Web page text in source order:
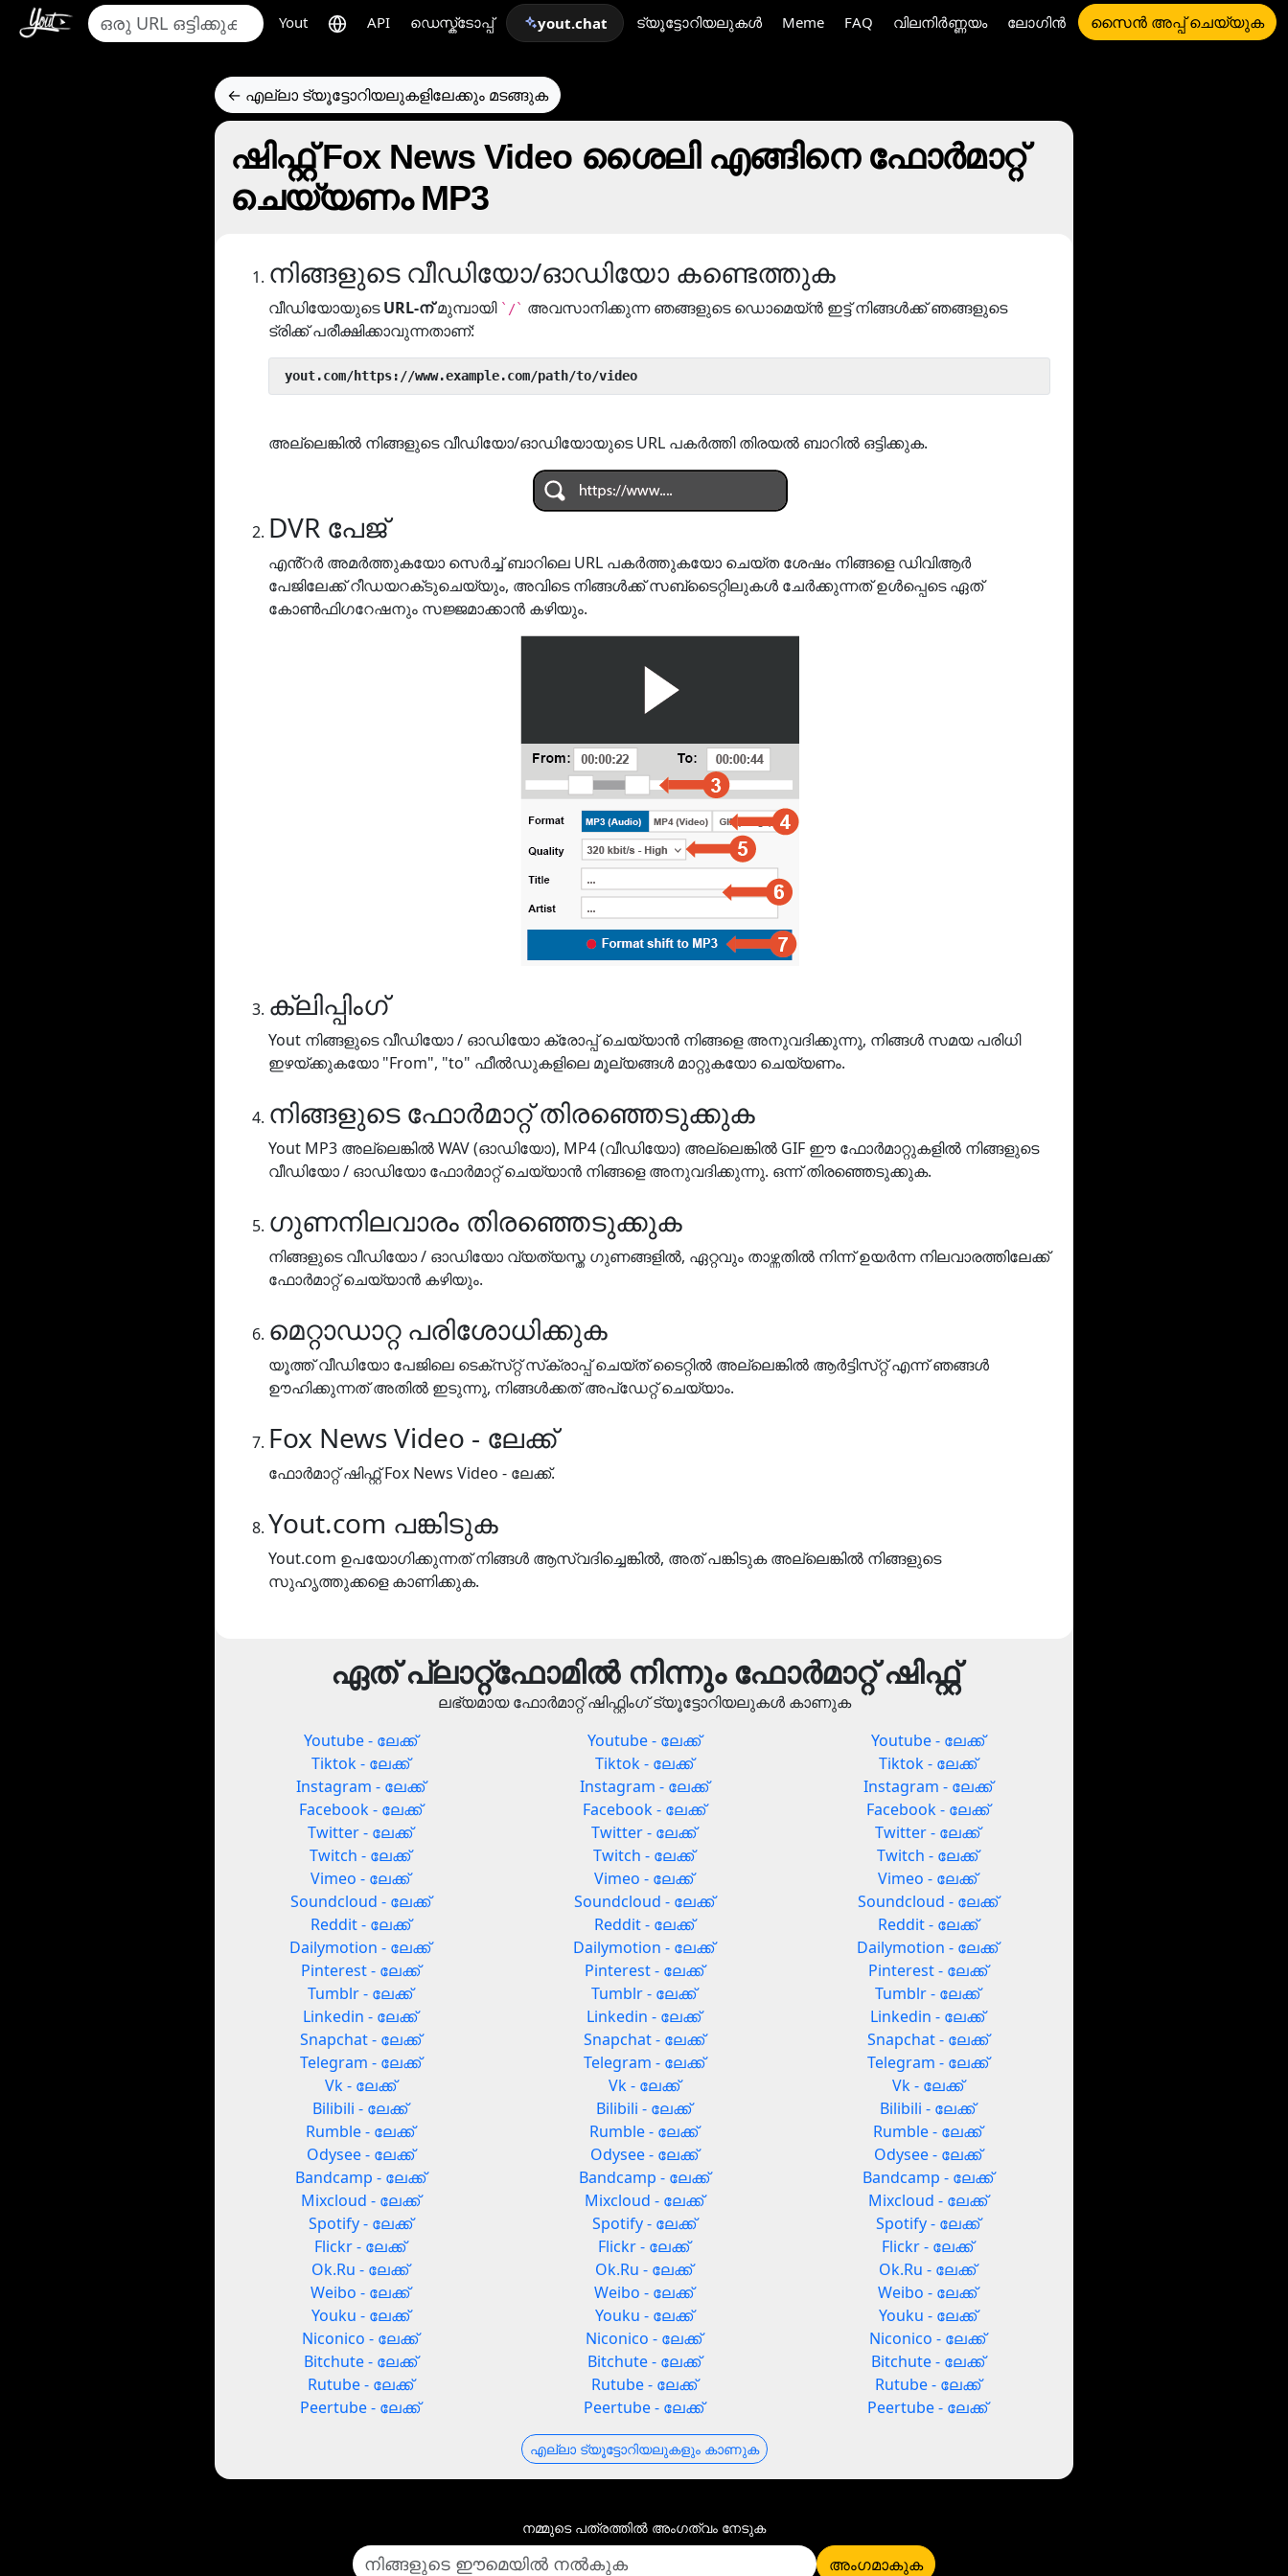
Yout API ഡെസ്ക്ടോപ്പ് yout.chat ട്യൂട്ടോറിയലുകൾ Meme FAQ വിലനിർണ്ണയം ലോഗിൻ സൈൻ അപ്പ് ചെയ്യുക
← എല്ലാ ട്യൂട്ടോറിയലുകളിലേക്കും മടങ്ങുക
ഷിഫ്റ്റ് Fox News Video ശൈലി എങ്ങിനെ ഫോര്‍മാറ്റ്
ചെയ്യണം MP3
നിങ്ങളുടെ വീഡിയോ/ഓഡിയോ കണ്ടെത്തുക
വീഡിയോയുടെURL-ന്മുമ്പായി `/` അവസാനിക്കുന്ന ഞങ്ങളുടെ ഡൊമെയ്ൻ ഇട്ട് നിങ്ങൾക്ക് ഞങ്ങളുടെ
ട്രിക്ക് പരീക്ഷിക്കാവുന്നതാണ്:
yout.com/https://www.example.com/path/to/video
അല്ലെങ്കിൽ നിങ്ങളുടെ വീഡിയോ/ഓഡിയോയുടെ URL പകർത്തി തിരയൽ ബാറിൽ ഒട്ടിക്കുക.
DVR പേജ്
എൻ്റർ അമർത്തുകയോ സെർച്ച് ബാറിലെ URL പകർത്തുകയോ ചെയ്‌ത ശേഷം നിങ്ങളെ ഡിവിആർ
പേജിലേക്ക് റീഡയറക്‌ടുചെയ്യും, അവിടെ നിങ്ങൾക്ക് സബ്‌ടൈറ്റിലുകൾ ചേർക്കുന്നത് ഉൾപ്പെടെ ഏത്
കോൺഫിഗറേഷനും സജ്ജമാക്കാൻ കഴിയും.
ക്ലിപ്പിംഗ്
Yout നിങ്ങളുടെ വീഡിയോ / ഓഡിയോ ക്രോപ്പ് ചെയ്യാൻ നിങ്ങളെ അനുവദിക്കുന്നു, നിങ്ങൾ സമയ പരിധി
ഇഴയ്ക്കുകയോ "From", "to" ഫീൽഡുകളിലെ മൂല്യങ്ങൾ മാറ്റുകയോ ചെയ്യണം.
നിങ്ങളുടെ ഫോർമാറ്റ് തിരഞ്ഞെടുക്കുക
Yout MP3 അല്ലെങ്കിൽ WAV (ഓഡിയോ), MP4 (വീഡിയോ) അല്ലെങ്കിൽ GIF ഈ ഫോർമാറ്റുകളിൽ നിങ്ങളുടെ
വീഡിയോ / ഓഡിയോ ഫോർമാറ്റ് ചെയ്യാൻ നിങ്ങളെ അനുവദിക്കുന്നു. ഒന്ന് തിരഞ്ഞെടുക്കുക.
ഗുണനിലവാരം തിരഞ്ഞെടുക്കുക
നിങ്ങളുടെ വീഡിയോ / ഓഡിയോ വ്യത്യസ്ത ഗുണങ്ങളിൽ, ഏറ്റവും താഴ്ന്നതിൽ നിന്ന് ഉയർന്ന നിലവാരത്തിലേക്ക്
ഫോർമാറ്റ് ചെയ്യാൻ കഴിയും.
മെറ്റാഡാറ്റ പരിശോധിക്കുക
യൂത്ത് വീഡിയോ പേജിലെ ടെക്‌സ്‌റ്റ് സ്‌ക്രാപ്പ് ചെയ്‌ത് ടൈറ്റിൽ അല്ലെങ്കിൽ ആർട്ടിസ്‌റ്റ് എന്ന് ഞങ്ങൾ
ഊഹിക്കുന്നത് അതിൽ ഇടുന്നു, നിങ്ങൾക്കത് അപ്‌ഡേറ്റ് ചെയ്യാം.
Fox News Video - ലേക്ക്
ഫോർമാറ്റ് ഷിഫ്റ്റ് Fox News Video - ലേക്ക്.
Yout.com പങ്കിടുക
Yout.com ഉപയോഗിക്കുന്നത് നിങ്ങൾ ആസ്വദിച്ചെങ്കിൽ, അത് പങ്കിടുക അല്ലെങ്കിൽ നിങ്ങളുടെ
സുഹൃത്തുക്കളെ കാണിക്കുക.
ഏത് പ്ലാറ്റ്‌ഫോമിൽ നിന്നും ഫോർമാറ്റ് ഷിഫ്റ്റ്
ലഭ്യമായ ഫോർമാറ്റ് ഷിഫ്റ്റിംഗ് ട്യൂട്ടോറിയലുകൾ കാണുക
Youtube - ലേക്ക്
Tiktok - ലേക്ക്
Instagram - ലേക്ക്
Facebook - ലേക്ക്
Twitter - ലേക്ക്
Twitch - ലേക്ക്
Vimeo - ലേക്ക്
Soundcloud - ലേക്ക്
Reddit - ലേക്ക്
Dailymotion - ലേക്ക്
Pinterest - ലേക്ക്
Tumblr - ലേക്ക്
Linkedin - ലേക്ക്
Snapchat - ലേക്ക്
Telegram - ലേക്ക്
Vk - ലേക്ക്
Bilibili - ലേക്ക്
Rumble - ലേക്ക്
Odysee - ലേക്ക്
Bandcamp - ലേക്ക്
Mixcloud - ലേക്ക്
Spotify - ലേക്ക്
Flickr - ലേക്ക്
Ok.Ru - ലേക്ക്
Weibo - ലേക്ക്
Youku - ലേക്ക്
Niconico - ലേക്ക്
Bitchute - ലേക്ക്
Rutube - ലേക്ക്
Peertube - ലേക്ക്
Youtube - ലേക്ക്
Tiktok - ലേക്ക്
Instagram - ലേക്ക്
Facebook - ലേക്ക്
Twitter - ലേക്ക്
Twitch - ലേക്ക്
Vimeo - ലേക്ക്
Soundcloud - ലേക്ക്
Reddit - ലേക്ക്
Dailymotion - ലേക്ക്
Pinterest - ലേക്ക്
Tumblr - ലേക്ക്
Linkedin - ലേക്ക്
Snapchat - ലേക്ക്
Telegram - ലേക്ക്
Vk - ലേക്ക്
Bilibili - ലേക്ക്
Rumble - ലേക്ക്
Odysee - ലേക്ക്
Bandcamp - ലേക്ക്
Mixcloud - ലേക്ക്
Spotify - ലേക്ക്
Flickr - ലേക്ക്
Ok.Ru - ലേക്ക്
Weibo - ലേക്ക്
Youku - ലേക്ക്
Niconico - ലേക്ക്
Bitchute - ലേക്ക്
Rutube - ലേക്ക്
Peertube - ലേക്ക്
Youtube - ലേക്ക്
Tiktok - ലേക്ക്
Instagram - ലേക്ക്
Facebook - ലേക്ക്
Twitter - ലേക്ക്
Twitch - ലേക്ക്
Vimeo - ലേക്ക്
Soundcloud - ലേക്ക്
Reddit - ലേക്ക്
Dailymotion - ലേക്ക്
Pinterest - ലേക്ക്
Tumblr - ലേക്ക്
Linkedin - ലേക്ക്
Snapchat - ലേക്ക്
Telegram - ലേക്ക്
Vk - ലേക്ക്
Bilibili - ലേക്ക്
Rumble - ലേക്ക്
Odysee - ലേക്ക്
Bandcamp - ലേക്ക്
Mixcloud - ലേക്ക്
Spotify - ലേക്ക്
Flickr - ലേക്ക്
Ok.Ru - ലേക്ക്
Weibo - ലേക്ക്
Youku - ലേക്ക്
Niconico - ലേക്ക്
Bitchute - ലേക്ക്
Rutube - ലേക്ക്
Peertube - ലേക്ക്
എല്ലാ ട്യൂട്ടോറിയലുകളും കാണുക
നമ്മുടെ പത്രത്തില്‍ അംഗത്വം നേടുക
അംഗമാകുക